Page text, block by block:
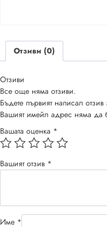
Отзиви (0)
Отзиви
Все още няма отзиви.
Бъдете първият написал
Вашият имейл адрес няма да
Вашата оценка *
Вашият отзив *
Име *